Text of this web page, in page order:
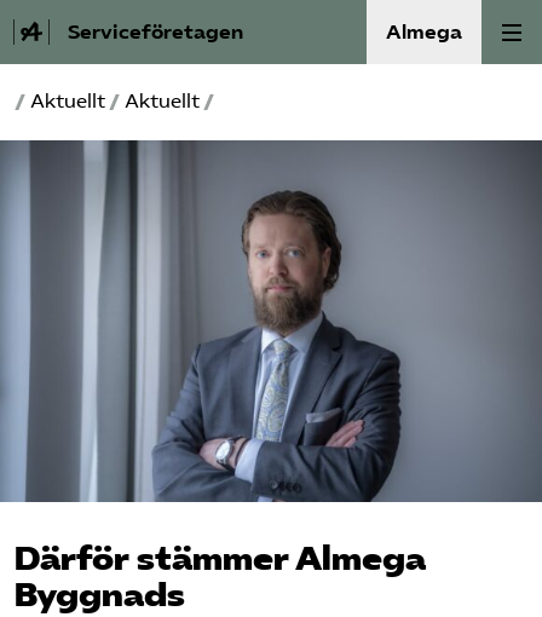
Serviceföretagen Almega
Om Service­företagen
Logga in på Arbetsgivarguiden
/ Aktuellt / Aktuellt /
Därför stämmer Almega
Byggnads